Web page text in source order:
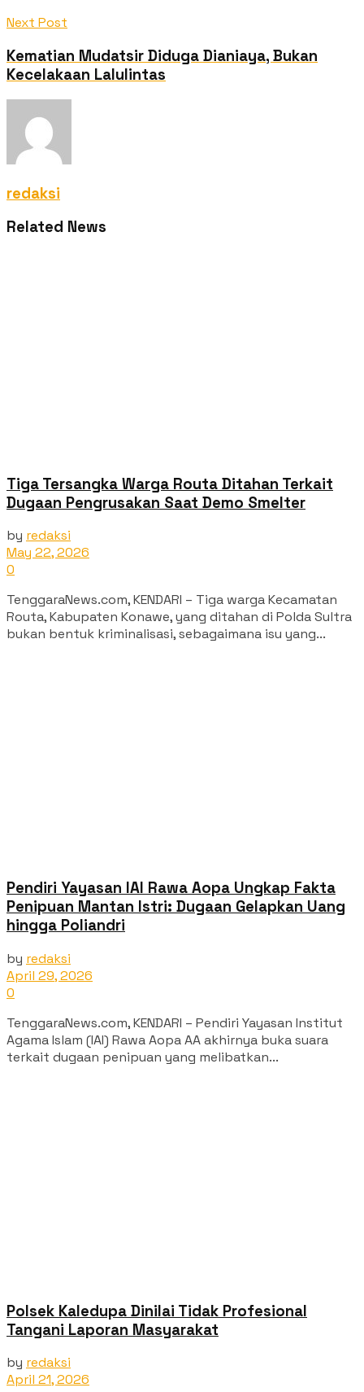
Next Post
Kematian Mudatsir Diduga Dianiaya, Bukan
Kecelakaan Lalulintas
redaksi
Related News
Tiga Tersangka Warga Routa Ditahan Terkait
Dugaan Pengrusakan Saat Demo Smelter
by redaksi
May 22, 2026
0
TenggaraNews.com, KENDARI – Tiga warga Kecamatan
Routa, Kabupaten Konawe, yang ditahan di Polda Sultra
bukan bentuk kriminalisasi, sebagaimana isu yang...
Pendiri Yayasan IAI Rawa Aopa Ungkap Fakta
Penipuan Mantan Istri: Dugaan Gelapkan Uang
hingga Poliandri
by redaksi
April 29, 2026
0
TenggaraNews.com, KENDARI – Pendiri Yayasan Institut
Agama Islam (IAI) Rawa Aopa AA akhirnya buka suara
terkait dugaan penipuan yang melibatkan...
Polsek Kaledupa Dinilai Tidak Profesional
Tangani Laporan Masyarakat
by redaksi
April 21, 2026